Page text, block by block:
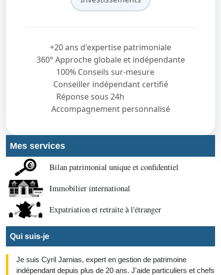
+20 ans d'expertise patrimoniale
360° Approche globale et indépendante
100% Conseils sur-mesure
Conseiller indépendant certifié
Réponse sous 24h
Accompagnement personnalisé
Mes services
Bilan patrimonial unique et confidentiel
Immobilier international
Expatriation et retraite à l'étranger
Qui suis-je
Je suis Cyril Jarnias, expert en gestion de patrimoine
indépendant depuis plus de 20 ans. J'aide particuliers et chefs